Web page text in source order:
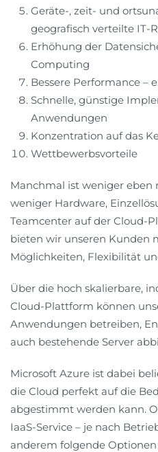
Geräte-, zeit- und
geografisch verteilte IT-
Erhöhung der
Computing
Bessere Performance –
Schnelle, günstige
Anwendungen
Konzentration auf das
Wettbewerbsvorteile
Manchmal ist weniger eben
weniger Hardware,
Teamcenter auf der Cloud-
bieten wir unseren Kunden
Möglichkeiten, Flexibilität
Über die hoch skalierbare,
Cloud-Plattform können
Anwendungen betreiben,
auch bestehende Server
Microsoft Azure ist dabei
die Cloud perfekt auf die
abgestimmt werden kann.
IaaS-Service – je nach
anderem folgende